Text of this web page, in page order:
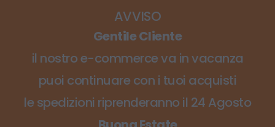
AVVISO
Gentile Cliente
il nostro e-commerce va in vacanza
puoi continuare con i tuoi acquisti
le spedizioni riprenderanno il 24 Agosto